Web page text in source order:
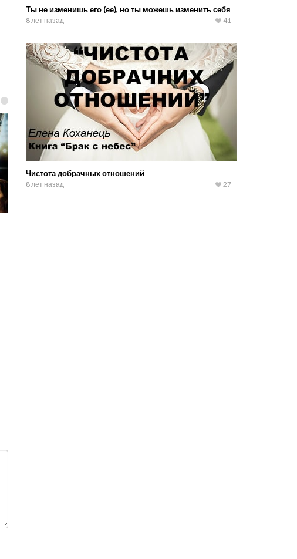
Ты не изменишь его (ее), но ты можешь изменить себя
8 лет назад 41
Чистота добрачных отношений
8 лет назад 27